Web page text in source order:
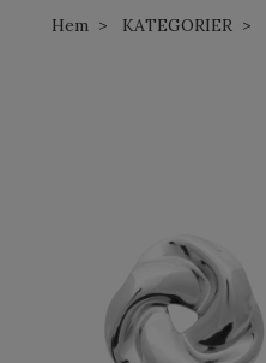
Hem KATEGORIER